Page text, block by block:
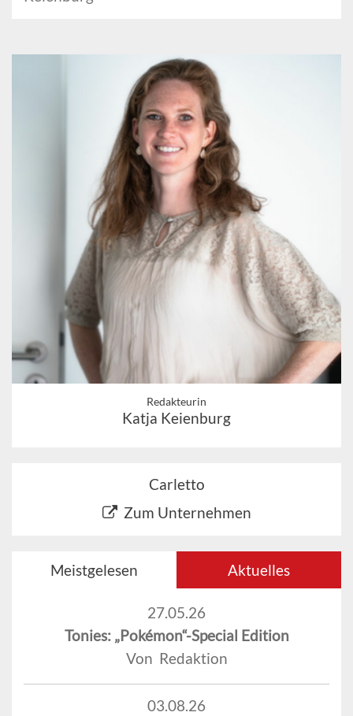
Redakteurin
Katja Keienburg
Carletto
Zum Unternehmen
Meistgelesen Aktuelles
27.05.26
Tonies: „Pokémon“-Special Edition
Von Redaktion
03.08.26